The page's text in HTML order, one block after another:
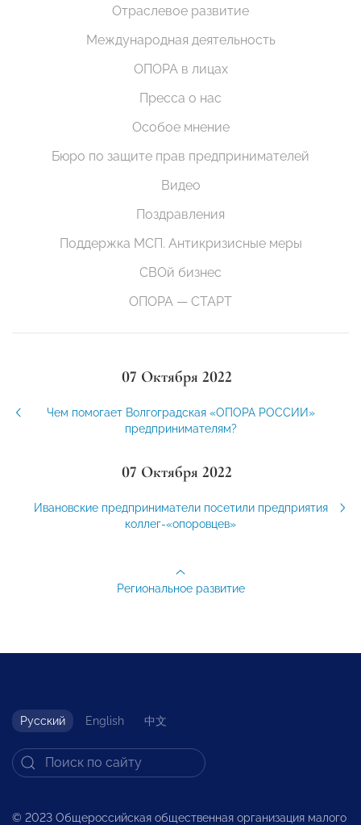
Отраслевое развитие
Международная деятельность
ОПОРА в лицах
Пресса о нас
Особое мнение
Бюро по защите прав предпринимателей
Видео
Поздравления
Поддержка МСП. Антикризисные меры
СВОй бизнес
ОПОРА — СТАРТ
07 Октября 2022
Чем помогает Волгоградская «ОПОРА РОССИИ»
предпринимателям?
07 Октября 2022
Ивановские предприниматели посетили предприятия
коллег-«опоровцев»
Региональное развитие
Русский English 中文
© 2023 Общероссийская общественная организация малого